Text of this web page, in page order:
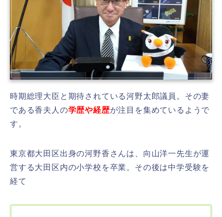
時期総理大臣と期待されている河野太郎議員。その妻
である香夫人の学歴や経歴が注目を集めているようで
す。
東京都大田区出身の河野香さんは、向山洋一先生が運
営する大田区内の小学校を卒業。その後は中学受験を
経て